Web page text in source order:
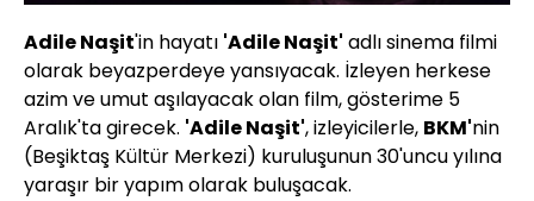
Adile Naşit'in hayatı 'Adile Naşit' adlı sinema filmi
olarak beyazperdeye yansıyacak. İzleyen herkese
azim ve umut aşılayacak olan film, gösterime 5
Aralık'ta girecek. 'Adile Naşit', izleyicilerle, BKM'nin
(Beşiktaş Kültür Merkezi) kuruluşunun 30'uncu yılına
yaraşır bir yapım olarak buluşacak.